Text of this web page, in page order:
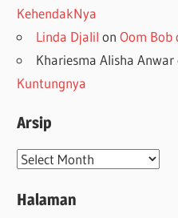
KehendakNya
Linda Djalil onOom Bob
Khariesma Alisha Anwar
Kuntungnya
Arsip
Arsip
Halaman